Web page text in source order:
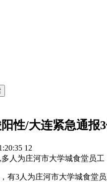
性/大连紧急通报
12
人为庄河市大学城食堂员工
有3人为庄河市大学城食堂